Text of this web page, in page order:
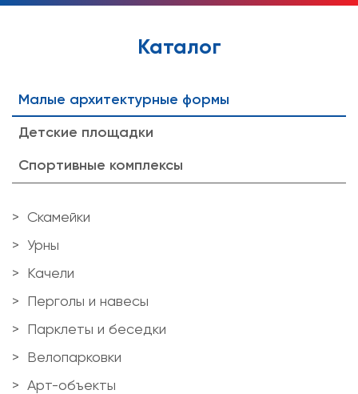
Каталог
Малые архитектурные формы
Детские площадки
Спортивные комплексы
Скамейки
Урны
Качели
Перголы и навесы
Парклеты и беседки
Велопарковки
Арт-объекты